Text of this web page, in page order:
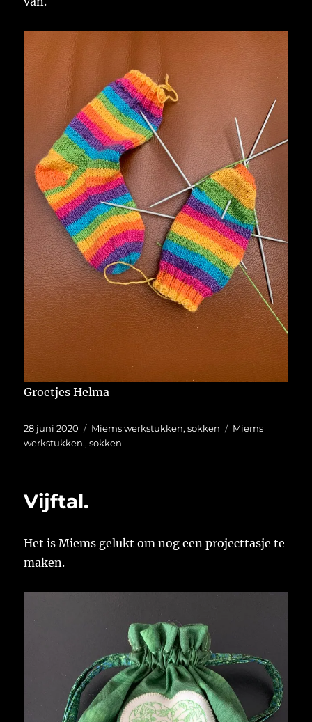
Groetjes Helma
Geplaatst
op
28 juni 2020 Categorieën
Miems werkstukken,sokken Tags
Miems
werkstukken.,sokken
Vijftal.
Het is Miems gelukt om nog een projecttasje te
maken.